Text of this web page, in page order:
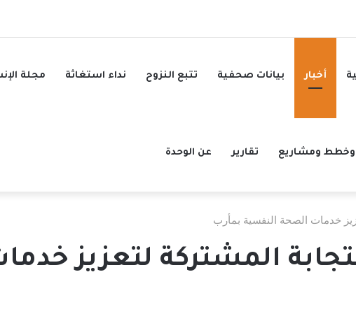
أخبار بيانات صحفية تتبع النزوح نداء استغاثة مجلة
وخطط ومشاريع تقارير عن الوحدة
خدمات الصحة النفسية بمأرب
المشتركة لتعزيز